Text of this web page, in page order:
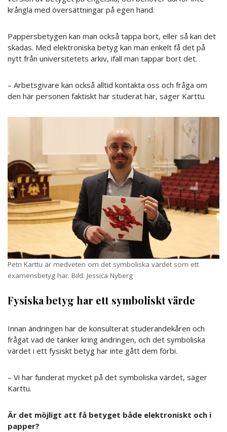
krångla med översättningar på egen hand.
Pappersbetygen kan man också tappa bort, eller så kan det
skadas. Med elektroniska betyg kan man enkelt få det på
nytt från universitetets arkiv, ifall man tappar bort det.
– Arbetsgivare kan också alltid kontakta oss och fråga om
den här personen faktiskt har studerat här, säger Karttu.
Petri Karttu är medveten om det symboliska värdet som ett
examensbetyg har. Bild: Jessica Nyberg
Fysiska betyg har ett symboliskt värde
Innan ändringen har de konsulterat studerandekåren och
frågat vad de tänker kring ändringen, och det symboliska
värdet i ett fysiskt betyg har inte gått dem förbi.
– Vi har funderat mycket på det symboliska värdet, säger
Karttu.
Är det möjligt att få betyget både elektroniskt och i
papper?